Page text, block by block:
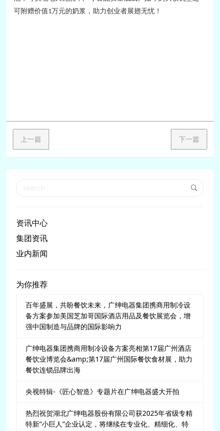
可附赠价值1万元的奶浆，助力创业者展翅无忧！
上一篇 下一篇
资讯中心
集团资讯
业内新闻
为你推荐
百年盛展，共盼餐饮未来，广绅电器集团携商用制冷设
备方案参加美国芝加哥国际酒店用品及餐饮展览会，增
强中国制造与品牌的国际影响力
广绅电器集团携商用制冷设备方案亮相第17届广州酒店
餐饮业博览会&amp;第17届广州国际餐饮食材展，助力
餐饮连锁品牌出海
央视特辑-《匠心智造》专题片在广绅电器盛大开拍
热烈祝贺湖北广绅电器股份有限公司获2025年省级专精
特新“小巨人”企业认定，将继续在专业化、精细化、特